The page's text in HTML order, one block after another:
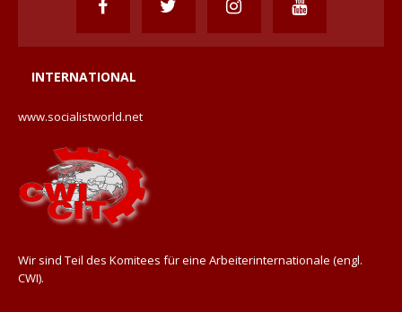
INTERNATIONAL
www.socialistworld.net
Wir sind Teil des Komitees für eine Arbeiterinternationale (engl.
CWI).